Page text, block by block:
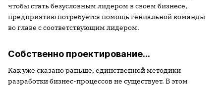
чтобы стать безусловным лидером в своем бизнесе,
предприятию потребуется помощь гениальной команды
во главе с соответствующим лидером.
Собственно проектирование…
Как уже сказано раньше, единственной методики
разработки бизнес-процессов не существует. В этом